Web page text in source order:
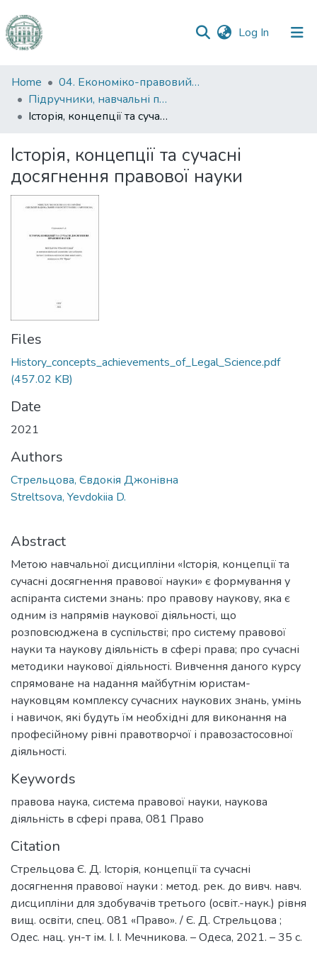
Log In (current)
Communities
&
Collections
Statistics
Home
04. Економіко-правовий факультет
Підручники, навчальні посібники та інші науково- та навчально-методичні праці ЕПФ
Історія, концепції та сучасні досягнення правової науки
Історія, концепції та сучасні
досягнення правової науки
Files
History_concepts_achievements_of_Legal_Science.pdf
(457.02 KB)
Date
2021
Authors
Стрельцова, Євдокія Джонівна
Streltsova, Yevdokiia D.
Abstract
Метою навчальної дисципліни «Історія, концепції та
сучасні досягнення правової науки» є формування у
аспіранта системи знань: про правову наукову, яка є
одним із напрямів наукової діяльності, що
розповсюджена в суспільстві; про систему правової
науки та наукову діяльність в сфері права; про сучасні
методики наукової діяльності. Вивчення даного курсу
спрямоване на надання майбутнім юристам-
науковцям комплексу сучасних наукових знань, умінь
і навичок, які будуть їм необхідні для виконання на
професійному рівні правотворчої і правозастосовної
діяльності.
Keywords
правова наука, система правової науки, наукова
діяльність в сфері права, 081 Право
Citation
Стрельцова Є. Д. Історія, концепції та сучасні
досягнення правової науки : метод. рек. до вивч. навч.
дисципліни для здобувачів третього (освіт.-наук.) рівня
вищ. освіти, спец. 081 «Право». / Є. Д. Стрельцова ;
Одес. нац. ун-т ім. І. І. Мечникова. – Одеса, 2021. – 35 с.